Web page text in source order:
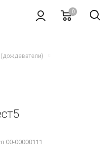
0
00-00000111